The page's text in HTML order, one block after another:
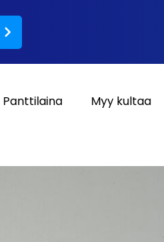
Panttilaina Myy kultaa